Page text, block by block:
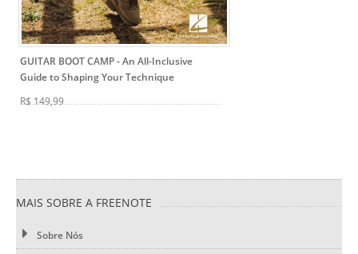
GUITAR BOOT CAMP- An All-Inclusive
Guide to Shaping Your Technique
R$ 149,99
MAIS SOBRE A FREENOTE
Sobre Nós